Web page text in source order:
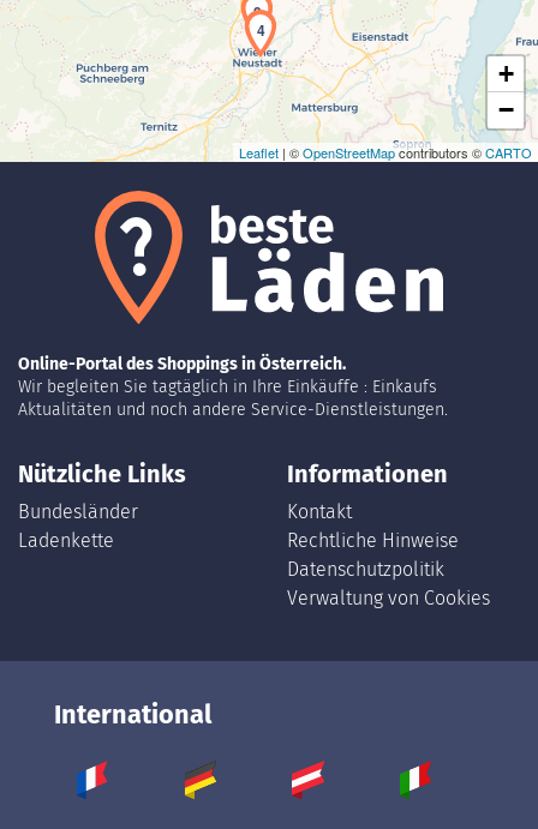
3
4
+
−
Leaflet | ©OpenStreetMapcontributors ©CARTO
Online-Portal des Shoppings in Österreich.
Wir begleiten Sie tagtäglich in Ihre Einkäuffe : Einkaufs
Aktualitäten und noch andere Service-Dienstleistungen.
Nützliche Links
Bundesländer
Ladenkette
Informationen
Kontakt
Rechtliche Hinweise
Datenschutzpolitik
Verwaltung von Cookies
International